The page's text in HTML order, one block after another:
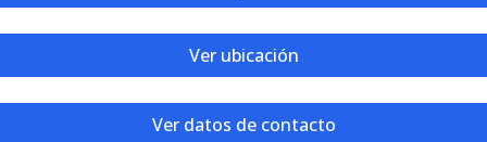
Ver ubicación
Ver datos de contacto